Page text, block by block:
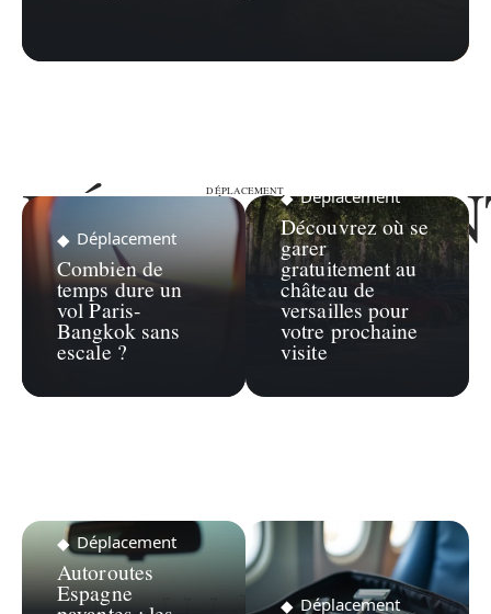
DÉPLACEMENT
Déplacement
Combien de
temps dure un
vol Paris-
Bangkok sans
escale ?
Déplacement
Autoroutes
Espagne
Déplacement
Découvrez où se
garer
gratuitement au
château de
versailles pour
votre prochaine
visite
Déplacement